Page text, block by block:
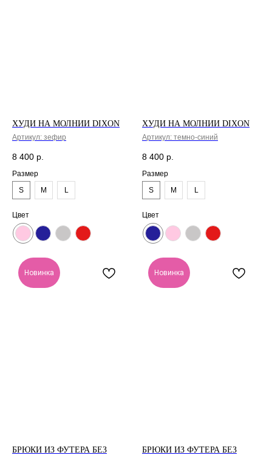
ХУДИ НА МОЛНИИ DIXON
Артикул: зефир
8 400 р.
Размер
S
M L
Цвет
ХУДИ НА МОЛНИИ DIXON
Артикул: темно-синий
8 400 р.
Размер
S
M L
Цвет
Новинка
БРЮКИ ИЗ ФУТЕРА БЕЗ
Новинка
БРЮКИ ИЗ ФУТЕРА БЕЗ